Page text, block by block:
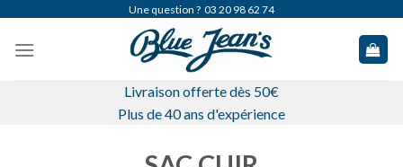
content
Une question ? 03 20 98 62 74
Livraison offerte dès 50€
Plus de 40 ans d'expérience